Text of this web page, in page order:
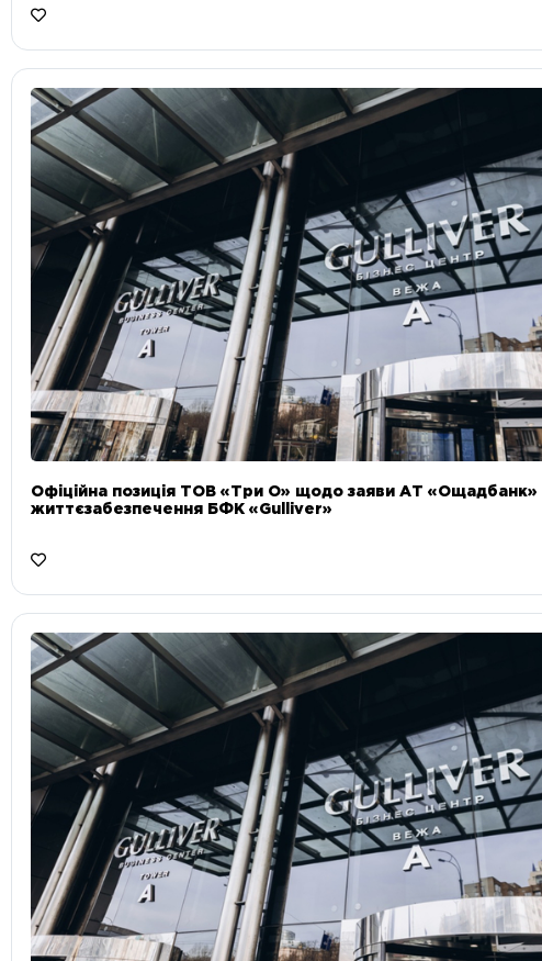
Офіційна позиція ТОВ «Три О» щодо заяви АТ «Ощадбанк»
життєзабезпечення БФК «Gulliver»